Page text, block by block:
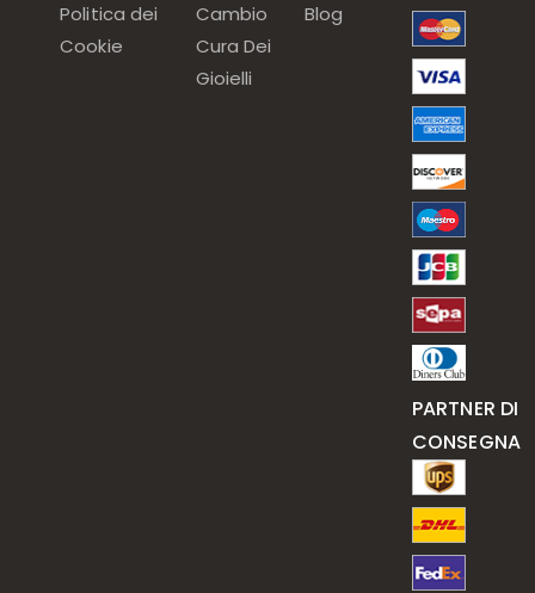
Politica dei
Cookie
Cambio
Cura Dei
Gioielli
Blog
PARTNER DI
CONSEGNA